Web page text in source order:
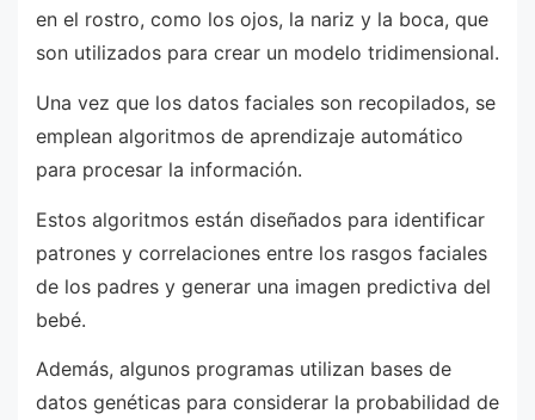
en el rostro, como los ojos, la nariz y la boca, que
son utilizados para crear un modelo tridimensional.
Una vez que los datos faciales son recopilados, se
emplean algoritmos de aprendizaje automático
para procesar la información.
Estos algoritmos están diseñados para identificar
patrones y correlaciones entre los rasgos faciales
de los padres y generar una imagen predictiva del
bebé.
Además, algunos programas utilizan bases de
datos genéticas para considerar la probabilidad de